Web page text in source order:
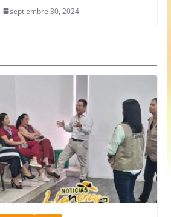
septiembre 30, 2024